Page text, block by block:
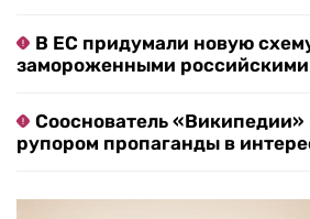
В ЕС придумали новую
замороженными
Сооснователь «Википедии»
рупором пропаганды в